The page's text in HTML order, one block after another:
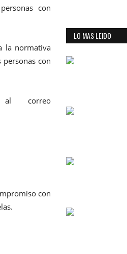
con
la normativa
con
al correo
con
LO MAS LEIDO